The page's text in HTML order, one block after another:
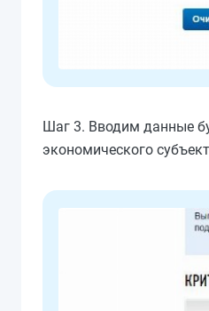
Шаг 3. Вводим данные
экономического